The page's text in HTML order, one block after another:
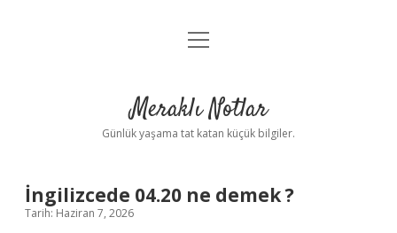
Anasayfa
Yasal Uyarı
menüyü
Meraklı Notlar
Günlük yaşama tat katan küçük bilgiler.
İngilizcede 04.20 ne demek ?
Tarih: Haziran 7, 2026